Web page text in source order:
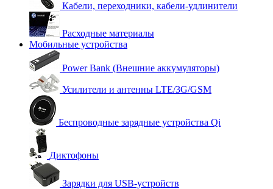
Кабели, переходники, кабели-удлинители
Расходные материалы
Мобильные устройства
Power Bank (Внешние аккумуляторы)
Усилители и антенны LTE/3G/GSM
Беспроводные зарядные устройства Qi
Диктофоны
Зарядки для USB-устройств